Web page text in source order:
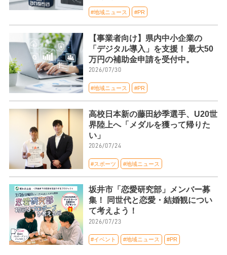
#地域ニュース #PR
【事業者向け】県内中小企業の
「デジタル導入」を支援！ 最大50
万円の補助金申請を受付中。
2026/07/30
#地域ニュース #PR
高校日本新の藤田紗季選手、U20世
界陸上へ「メダルを獲って帰りた
い」
2026/07/24
#スポーツ #地域ニュース
坂井市「恋愛研究部」メンバー募
集！ 同世代と恋愛・結婚観につい
て考えよう！
2026/07/23
#イベント #地域ニュース #PR